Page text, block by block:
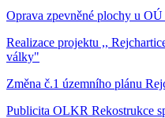
Oprava zpevněné plochy u
Realizace projektu ,,
války"
Změna č.1 územního plánu
Publicita OLKR Rekostrukce